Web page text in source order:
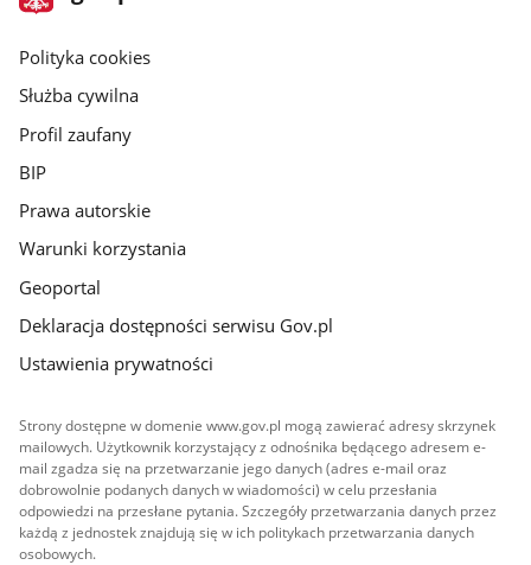
gov.pl
Polityka cookies
Służba cywilna
Profil zaufany
BIP
Prawa autorskie
Warunki korzystania
Geoportal
Deklaracja dostępności serwisu Gov.pl
Ustawienia prywatności
Strony dostępne w domenie www.gov.pl mogą zawierać adresy skrzynek
mailowych. Użytkownik korzystający z odnośnika będącego adresem e-
mail zgadza się na przetwarzanie jego danych (adres e-mail oraz
dobrowolnie podanych danych w wiadomości) w celu przesłania
odpowiedzi na przesłane pytania. Szczegóły przetwarzania danych przez
każdą z jednostek znajdują się w ich politykach przetwarzania danych
osobowych.